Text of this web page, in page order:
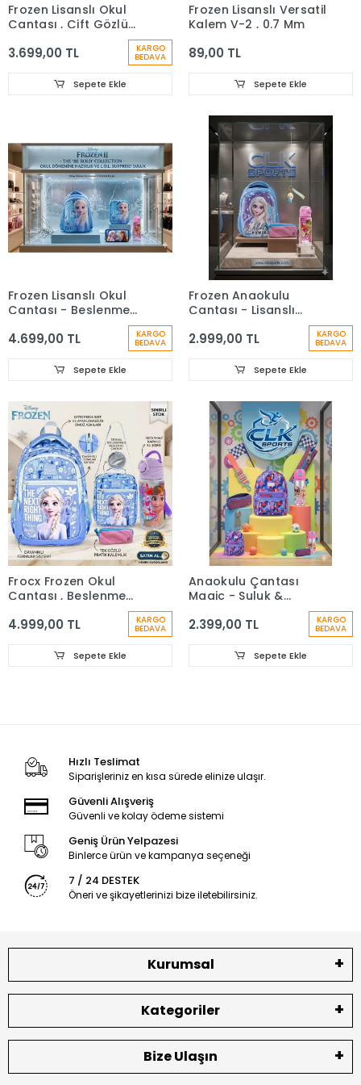
Frozen Lisanslı Okul
Çantası , Çift Gözlü
Lisanslı Suluk Matara
3.699,00 TL KARGO
BEDAVA
Sepete Ekle
Frozen Lisanslı Versatil
Kalem V-2 , 0.7 Mm
89,00 TL
Sepete Ekle
Frozen Lisanslı Okul
Çantası - Beslenme
Kutusu Set -
Suluk&Matara Hediye
4.699,00 TL KARGO
BEDAVA
Sepete Ekle
Frozen Anaokulu
Çantası - Lisanslı
Suluk & Matara Hediye
2.999,00 TL KARGO
BEDAVA
Sepete Ekle
Frocx Frozen Okul
Çantası , Beslenme
Kalem Çantası,
Matara 500 ml Hediye
4.999,00 TL KARGO
BEDAVA
Sepete Ekle
Anaokulu Çantası
Magic - Suluk &
2.399,00 TL KARGO
BEDAVA
Sepete Ekle
Hızlı Teslimat
Siparişleriniz en kısa sürede elinize ulaşır.
Güvenli Alışveriş
Güvenli ve kolay ödeme sistemi
Geniş Ürün Yelpazesi
Binlerce ürün ve kampanya seçeneği
7 / 24 DESTEK
Öneri ve şikayetlerinizi bize iletebilirsiniz.
Kurumsal
Kategoriler
Bize Ulaşın